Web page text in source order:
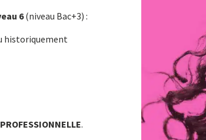
6(niveau Bac+3) :
historiquement
PROFESSIONNELLE.